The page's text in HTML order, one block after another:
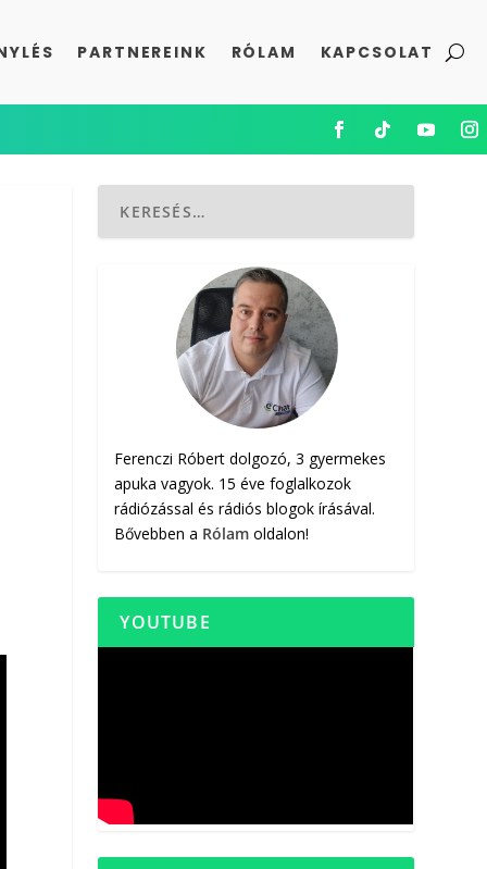
PARTNEREINK RÓLAM KAPCSOLAT
Ferenczi Róbert dolgozó, 3 gyermekes
apuka vagyok. 15 éve foglalkozok
rádiózással és rádiós blogok írásával.
Bővebben a Rólam oldalon!
YOUTUBE